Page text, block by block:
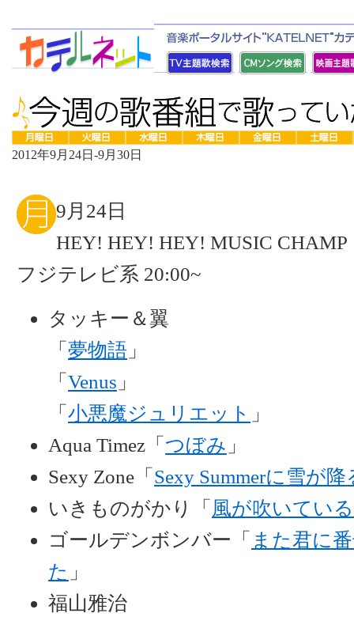
2012年9月24日-9月30日
9月24日
HEY! HEY! HEY! MUSIC CHAMP
フジテレビ系 20:00~
タッキー＆翼
「 夢物語 」
「 Venus 」
「 小悪魔ジュリエット 」
Aqua Timez「 つぼみ 」
Sexy Zone「 Sexy Summerに雪が降
いきものがかり「 風が吹いている
ゴールデンボンバー「 また君に
た 」
福山雅治